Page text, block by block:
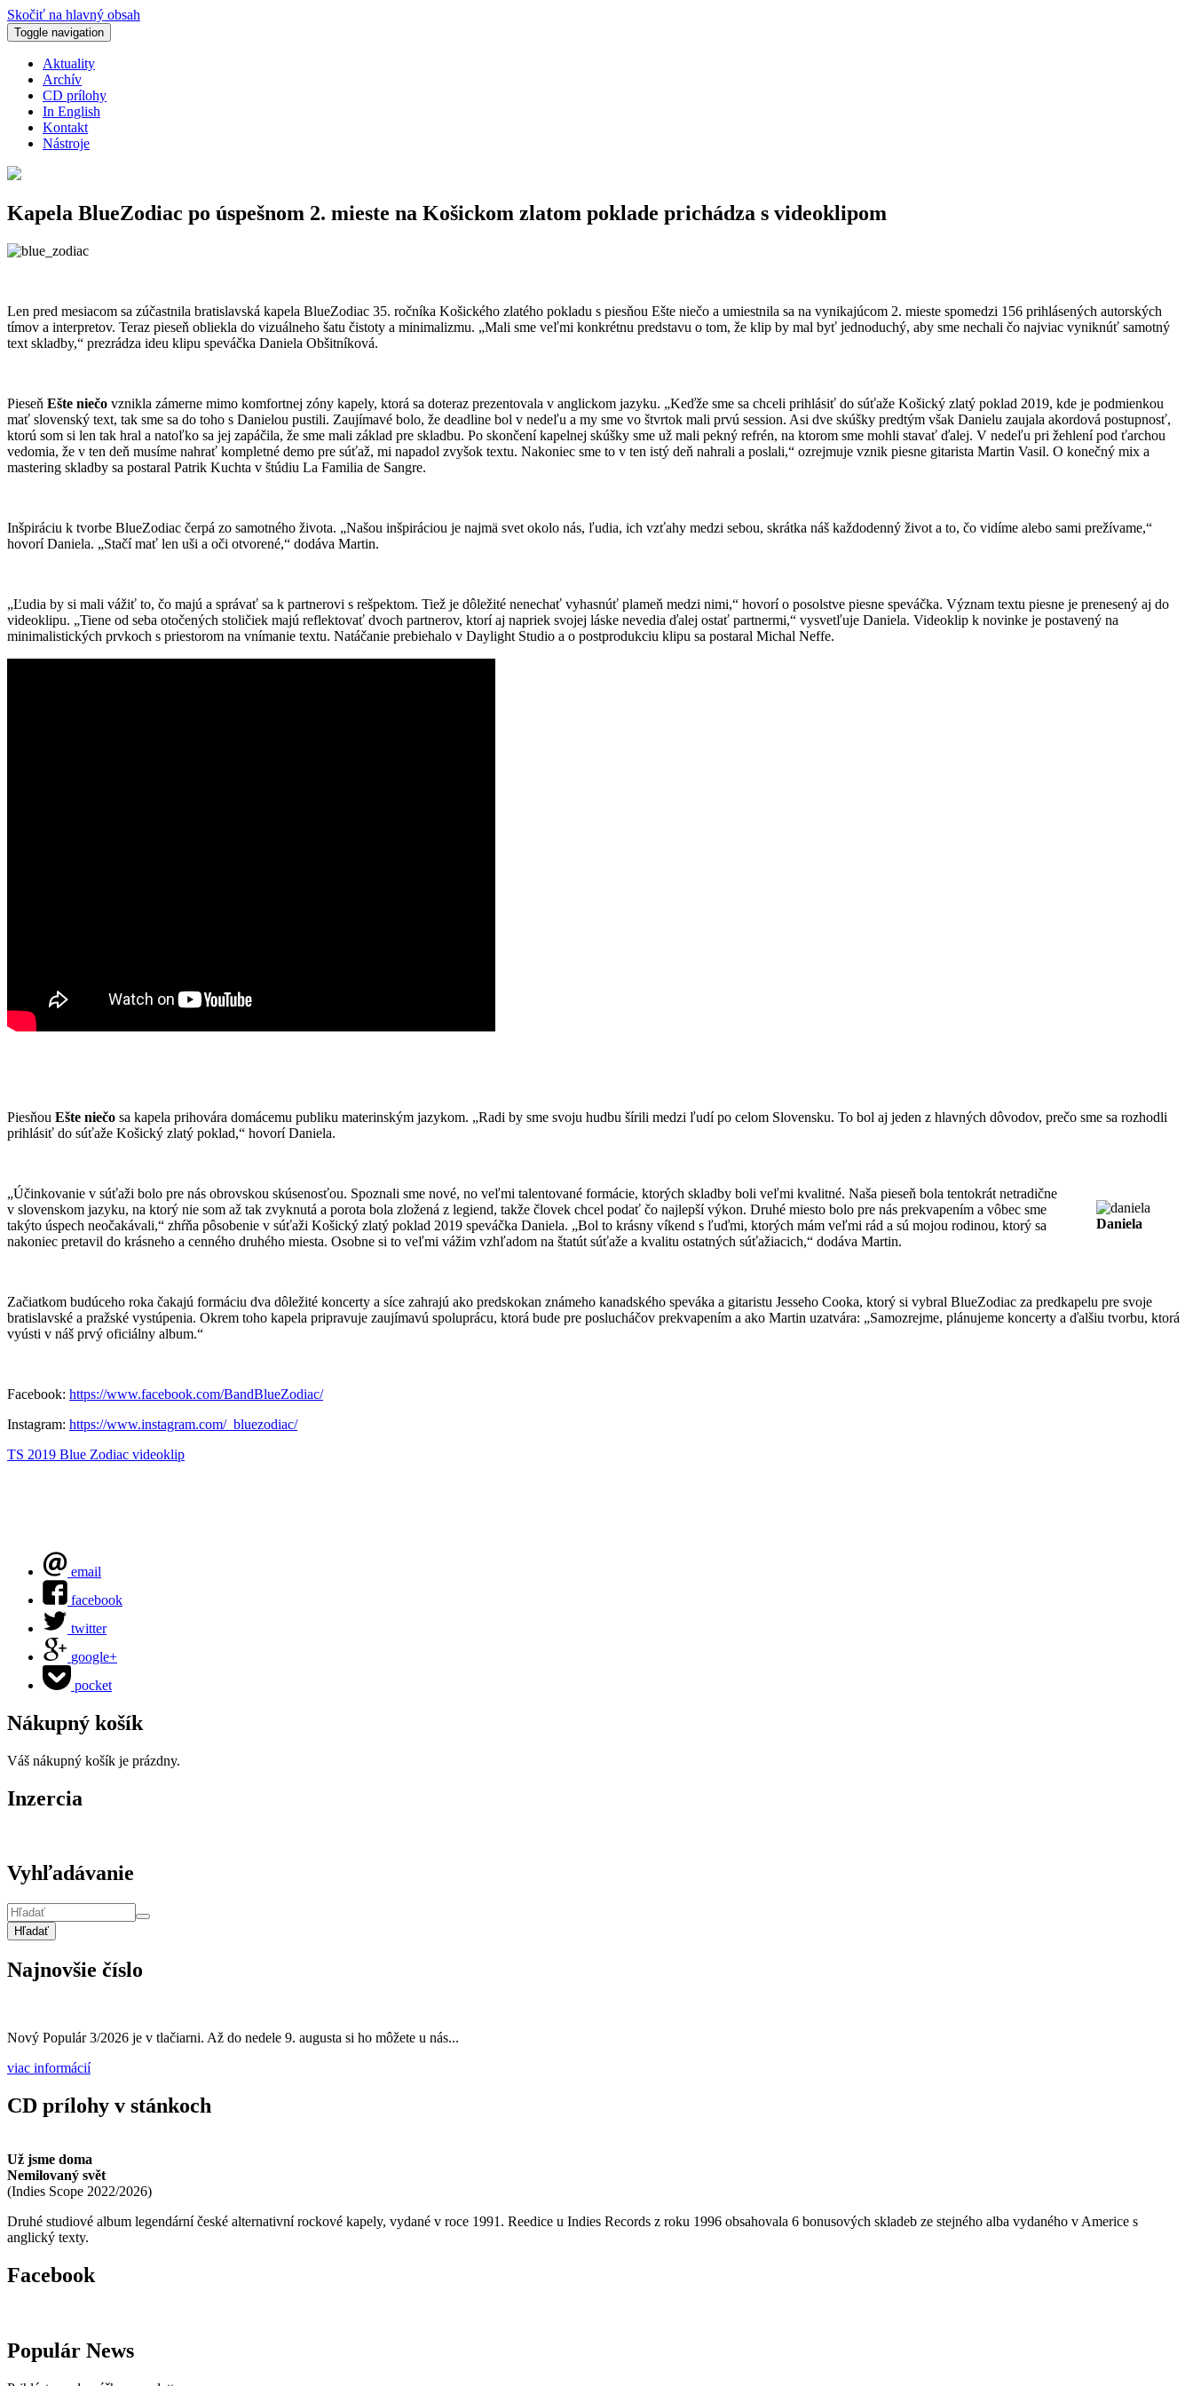
Skočiť na hlavný obsah
Toggle navigation
Aktuality
Archív
CD prílohy
In English
Kontakt
Nástroje
Kapela BlueZodiac po úspešnom 2. mieste na Košickom zlatom poklade prichádza s videoklipom
Len pred mesiacom sa zúčastnila bratislavská kapela BlueZodiac 35. ročníka Košického zlatého pokladu s piesňou Ešte niečo a umiestnila sa na vynikajúcom 2. mieste spomedzi 156 prihlásených autorských
tímov a interpretov. Teraz pieseň obliekla do vizuálneho šatu čistoty a minimalizmu. „Mali sme veľmi konkrétnu predstavu o tom, že klip by mal byť jednoduchý, aby sme nechali čo najviac vyniknúť samotný
text skladby,“ prezrádza ideu klipu speváčka Daniela Obšitníková.
Pieseň Ešte niečo vznikla zámerne mimo komfortnej zóny kapely, ktorá sa doteraz prezentovala v anglickom jazyku. „Keďže sme sa chceli prihlásiť do súťaže Košický zlatý poklad 2019, kde je podmienkou
mať slovenský text, tak sme sa do toho s Danielou pustili. Zaujímavé bolo, že deadline bol v nedeľu a my sme vo štvrtok mali prvú session. Asi dve skúšky predtým však Danielu zaujala akordová postupnosť,
ktorú som si len tak hral a natoľko sa jej zapáčila, že sme mali základ pre skladbu. Po skončení kapelnej skúšky sme už mali pekný refrén, na ktorom sme mohli stavať ďalej. V nedeľu pri žehlení pod ťarchou
vedomia, že v ten deň musíme nahrať kompletné demo pre súťaž, mi napadol zvyšok textu. Nakoniec sme to v ten istý deň nahrali a poslali,“ ozrejmuje vznik piesne gitarista Martin Vasil. O konečný mix a
mastering skladby sa postaral Patrik Kuchta v štúdiu La Familia de Sangre.
Inšpiráciu k tvorbe BlueZodiac čerpá zo samotného života. „Našou inšpiráciou je najmä svet okolo nás, ľudia, ich vzťahy medzi sebou, skrátka náš každodenný život a to, čo vidíme alebo sami prežívame,“
hovorí Daniela. „Stačí mať len uši a oči otvorené,“ dodáva Martin.
„Ľudia by si mali vážiť to, čo majú a správať sa k partnerovi s rešpektom. Tiež je dôležité nenechať vyhasnúť plameň medzi nimi,“ hovorí o posolstve piesne speváčka. Význam textu piesne je prenesený aj do
videoklipu. „Tiene od seba otočených stoličiek majú reflektovať dvoch partnerov, ktorí aj napriek svojej láske nevedia ďalej ostať partnermi,“ vysvetľuje Daniela. Videoklip k novinke je postavený na
minimalistických prvkoch s priestorom na vnímanie textu. Natáčanie prebiehalo v Daylight Studio a o postprodukciu klipu sa postaral Michal Neffe.
Piesňou Ešte niečo sa kapela prihovára domácemu publiku materinským jazykom. „Radi by sme svoju hudbu šírili medzi ľudí po celom Slovensku. To bol aj jeden z hlavných dôvodov, prečo sme sa rozhodli
prihlásiť do súťaže Košický zlatý poklad,“ hovorí Daniela.
Daniela
„Účinkovanie v súťaži bolo pre nás obrovskou skúsenosťou. Spoznali sme nové, no veľmi talentované formácie, ktorých skladby boli veľmi kvalitné. Naša pieseň bola tentokrát netradične
v slovenskom jazyku, na ktorý nie som až tak zvyknutá a porota bola zložená z legiend, takže človek chcel podať čo najlepší výkon. Druhé miesto bolo pre nás prekvapením a vôbec sme
takýto úspech neočakávali,“ zhŕňa pôsobenie v súťaži Košický zlatý poklad 2019 speváčka Daniela. „Bol to krásny víkend s ľuďmi, ktorých mám veľmi rád a sú mojou rodinou, ktorý sa
nakoniec pretavil do krásneho a cenného druhého miesta. Osobne si to veľmi vážim vzhľadom na štatút súťaže a kvalitu ostatných súťažiacich,“ dodáva Martin.
Začiatkom budúceho roka čakajú formáciu dva dôležité koncerty a síce zahrajú ako predskokan známeho kanadského speváka a gitaristu Jesseho Cooka, ktorý si vybral BlueZodiac za predkapelu pre svoje
bratislavské a pražské vystúpenia. Okrem toho kapela pripravuje zaujímavú spoluprácu, ktorá bude pre poslucháčov prekvapením a ako Martin uzatvára: „Samozrejme, plánujeme koncerty a ďalšiu tvorbu, ktorá
vyústi v náš prvý oficiálny album.“
Facebook: https://www.facebook.com/BandBlueZodiac/
Instagram: https://www.instagram.com/_bluezodiac/
TS 2019 Blue Zodiac videoklip
email
facebook
twitter
google+
pocket
Nákupný košík
Váš nákupný košík je prázdny.
Inzercia
Vyhľadávanie
Hľadať
Najnovšie číslo
Nový Populár 3/2026 je v tlačiarni. Až do nedele 9. augusta si ho môžete u nás...
viac informácií
CD prílohy v stánkoch
Už jsme doma
Nemilovaný svět
(Indies Scope 2022/2026)
Druhé studiové album legendární české alternativní rockové kapely, vydané v roce 1991. Reedice u Indies Records z roku 1996 obsahovala 6 bonusových skladeb ze stejného alba vydaného v Americe s
anglický texty.
Facebook
Populár News